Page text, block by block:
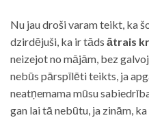
Nu jau droši varam teikt, ka
dzirdējuši, ka ir tāds ātrais
neizejot no mājām, bez
nebūs pārspīlēti teikts, ja
neatņemama mūsu
gan lai tā nebūtu, ja zinām,